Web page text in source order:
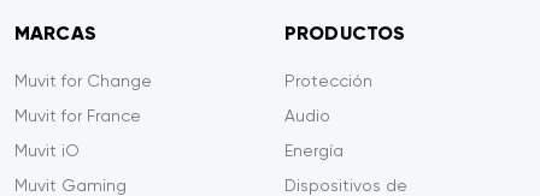
MARCAS
Muvit for Change
Muvit for France
Muvit iO
Muvit Gaming
PRODUCTOS
Protección
Audio
Energía
Dispositivos de